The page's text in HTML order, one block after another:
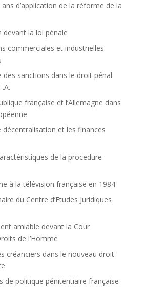
ans d’application de la réforme de la
devant la loi pénale
commerciales et industrielles
des sanctions dans le droit pénal
française et l’Allemagne dans
décentralisation et les finances
de la procedure
à la télévision française en 1984
du Centre d’Etudes Juridiques
amiable devant la Cour
de l’Homme
créanciers dans le nouveau droit
de politique pénitentiaire française